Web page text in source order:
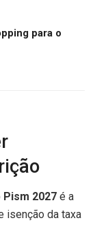
para o
Pism 2027 é a
isenção da taxa